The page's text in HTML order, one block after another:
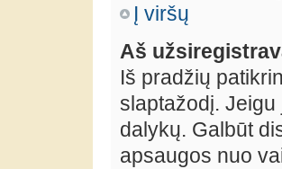
Į viršų
Aš
Iš pradžių
slaptažodį.
dalykų. Galbūt
apsaugos nuo